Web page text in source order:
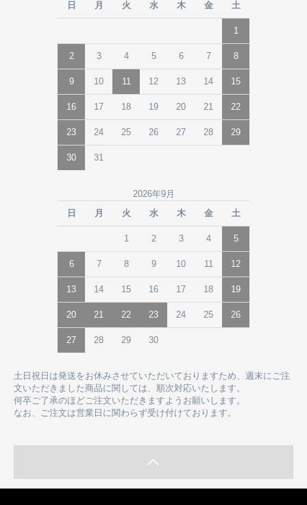
日
月 火 水 木 金 土
1
2 3 4 5 6 7 8
9 10 11 12 13 14 15
16 17 18 19 20 21 22
23 24 25 26 27 28 29
30 31
2026年9月
日
月 火 水 木 金 土
1 2 3 4 5
6 7 8 9 10 11 12
13 14 15 16 17 18 19
20 21 22 23 24 25 26
27 28 29 30
土日祝日は発送をお休みさせていただいておりますため、週末にご注
文いただきました商品に関しては、順次対応いたします。
何卒ご了承のほどご注文いただきますようお願いします。
なお、ご注文は営業日に関わらず受け付けております。